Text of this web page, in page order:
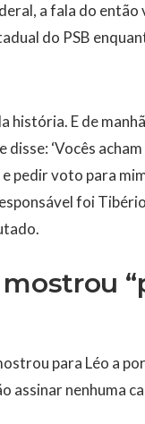
a fala do
do PSB
história. E de
‘Vocês
pedir voto para
foi
para Léo a
nenhuma